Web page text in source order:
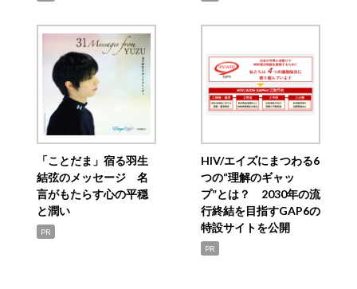
「ことだま」宿る羽生
結弦のメッセージ 名
言がもたらす心の平穏
と潤い
PR
HIV/エイズにまつわる6
つの“理解のギャッ
プ”とは？ 2030年の流
行終結を目指すGAP6の
特設サイトを公開
PR